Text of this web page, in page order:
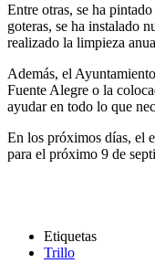
Entre otras, se ha
goteras, se ha instalado
realizado la limpieza
Además, el
Fuente Alegre o la
ayudar en todo lo que
En los próximos días, el
para el próximo 9 de
Etiquetas
Trillo